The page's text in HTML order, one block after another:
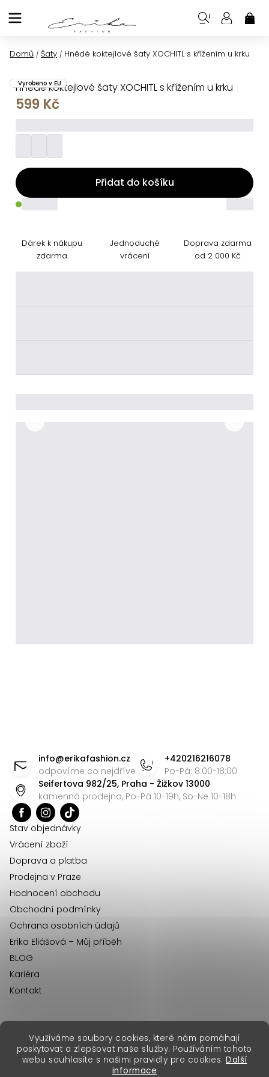
Využíváme soubory cookies, které nám pomáhají
poskytovat a zlepšovat naše služby. Používáním tohoto
webu souhlasíte s našimi pravidly pro cookies. Další
informace
na
Domů / Šaty / Hnědé koktejlové šaty XOCHITL s křížením u krku
Hnědé koktejlové šaty XOCHITL s křížením u krku
Vyrobeno v EU
599 Kč
Přidat do košíku
Dárek k nákupu
zdarma
Jednoduché
vrácení
Doprava zdarma
od 2 000 Kč
info@erikafashion.cz
odpovíme co nejdříve
+420216216078
Po-Pá: 8:00-18:00
Seifertova 982/25, Praha - Žižkov 13000
kamenná prodejna, Po-Pá 10-19h, So-Ne 10-18h
Stav objednávky
Vrácení zboží
Doprava a platba
Prodejna v Praze
Hodnocení obchodu
Obchodní podmínky
Ochrana osobních údajů
Erika Eliášová – Můj příběh
BLOG
Kariéra
Kontakt
Vytvořil Shoptet Premium
Copyright 2026Erika Fashion. Všechna práva vyhrazena.
erikafashion.sk